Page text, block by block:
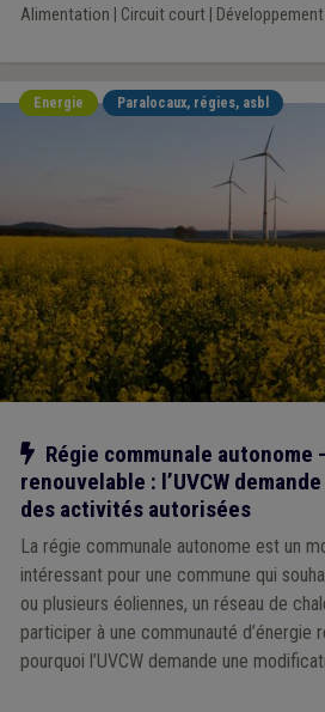
Alimentation Circuit court|
Energie Paralocaux, régies, asbl
Notre action
Régie communale autonome
renouvelable : l’UVCW
des activités autorisées
La régie communale autonome est un
intéressant pour une commune qui
ou plusieurs éoliennes, un réseau de
participer à une communauté d’énergie
pourquoi l’UVCW demande une